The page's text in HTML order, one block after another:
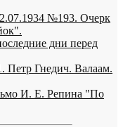
№193. Очерк
дни перед
Петр Гнедич. Валаам.
И. Е. Репина "По